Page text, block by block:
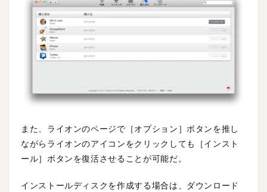
また、ライオンのページで［オプション］ボタンを推し
ながらライオンのアイコンをクリックしても［インスト
ール］ボタンを復活させることが可能だ。
インストールディスクを作成する場合は、ダウンロード